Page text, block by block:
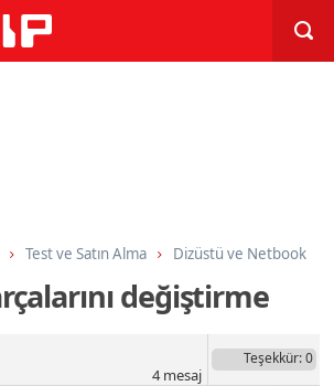
Test ve Satın Alma Dizüstü ve Netbook
değiştirme
Teşekkür: 0
4mesaj